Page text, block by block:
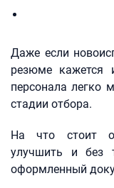
Даже если
резюме кажется
персонала легко
стадии отбора.
На что стоит
улучшить и без
оформленный